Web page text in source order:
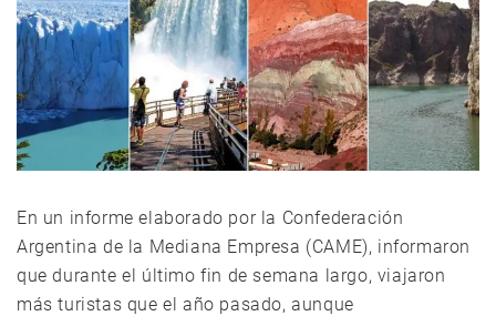
En un informe elaborado por la Confederación
Argentina de la Mediana Empresa (CAME), informaron
que durante el último fin de semana largo, viajaron
más turistas que el año pasado, aunque